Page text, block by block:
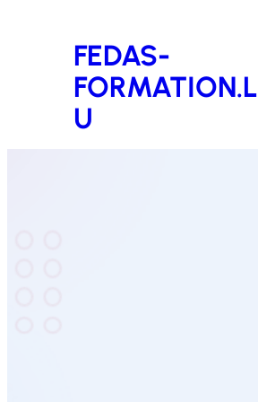
FEDAS-
FORMATION.L
U